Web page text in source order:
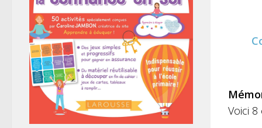
Voici